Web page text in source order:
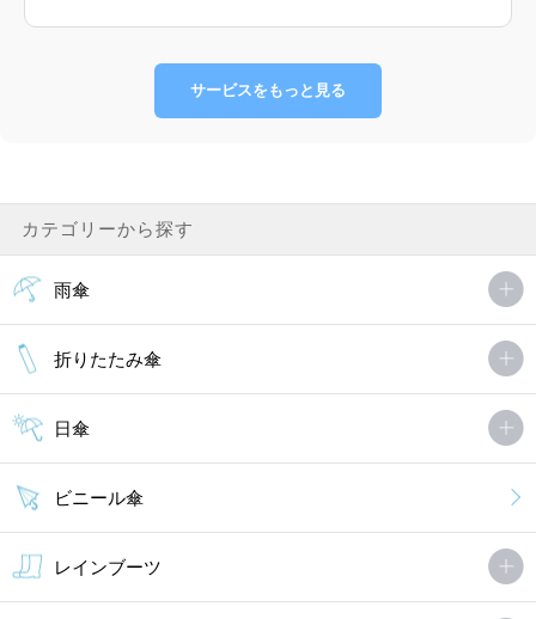
サービスをもっと見る
カテゴリーから探す
雨傘
折りたたみ傘
日傘
ビニール傘
レインブーツ